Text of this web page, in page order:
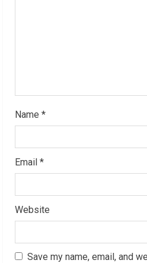
Name *
Email *
Website
Save my name, email, and